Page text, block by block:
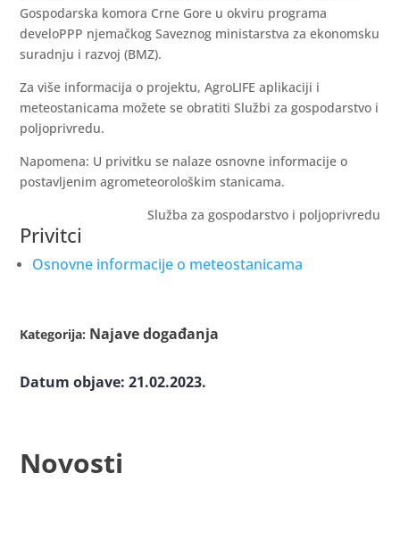
Gospodarska komora Crne Gore u okviru programa
develoPPP njemačkog Saveznog ministarstva za ekonomsku
suradnju i razvoj (BMZ).
Za više informacija o projektu, AgroLIFE aplikaciji i
meteostanicama možete se obratiti Službi za gospodarstvo i
poljoprivredu.
Napomena: U privitku se nalaze osnovne informacije o
postavljenim agrometeorološkim stanicama.
Služba za gospodarstvo i poljoprivredu
Privitci
Osnovne informacije o meteostanicama
Kategorija: Najave događanja
Datum objave: 21.02.2023.
Novosti